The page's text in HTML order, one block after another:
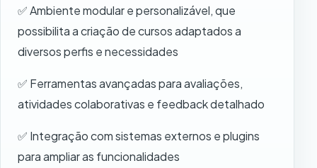
✅ Ambiente modular e personalizável, que
possibilita a criação de cursos adaptados a
diversos perfis e necessidades
✅ Ferramentas avançadas para avaliações,
atividades colaborativas e feedback detalhado
✅ Integração com sistemas externos e plugins
para ampliar as funcionalidades